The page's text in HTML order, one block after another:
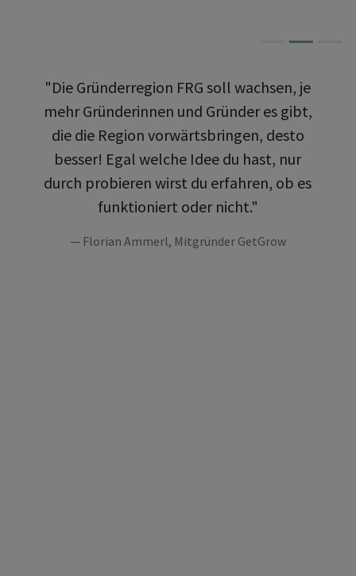
"Die Gründerregion FRG soll wachsen, je
mehr Gründerinnen und Gründer es gibt,
die die Region vorwärtsbringen, desto
besser! Egal welche Idee du hast, nur
durch probieren wirst du erfahren, ob es
funktioniert oder nicht."
Florian Ammerl, Mitgründer GetGrow